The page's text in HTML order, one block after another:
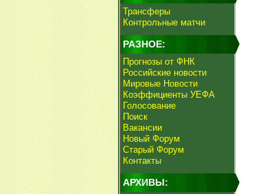
Трансферы
Контрольные матчи
РАЗНОЕ:
Прогнозы от ФНК
Российские новости
Мировые Новости
Коэффициенты УЕФА
Голосование
Поиск
Вакансии
Новый Форум
Старый Форум
Контакты
АРХИВЫ: